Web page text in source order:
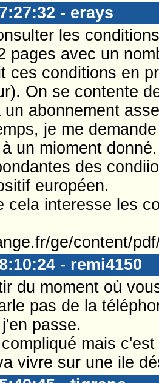
- erays
les
pages avec un
ces conditions en
On se contente
un abonnement
je me
un mioment
des
européen.
cela interesse les
ge/content/
- remi4150
du moment où
pas de la
passe.
mais
vivre sur une ile